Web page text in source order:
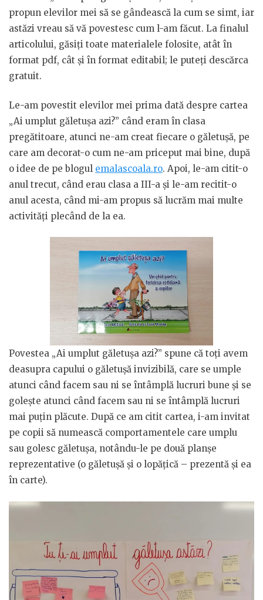
propun elevilor mei să se gândească la cum se simt, iar
astăzi vreau să vă povestesc cum l-am făcut. La finalul
articolului, găsiți toate materialele folosite, atât în
format pdf, cât și în format editabil; le puteți descărca
gratuit.
Le-am povestit elevilor mei prima dată despre cartea
„Ai umplut găletușa azi?” când eram în clasa
pregătitoare, atunci ne-am creat fiecare o găletușă, pe
care am decorat-o cum ne-am priceput mai bine, după
o idee de pe blogul emalascoala.ro. Apoi, le-am citit-o
anul trecut, când erau clasa a III-a și le-am recitit-o
anul acesta, când mi-am propus să lucrăm mai multe
activități plecând de la ea.
Povestea „Ai umplut găletușa azi?” spune că toți avem
deasupra capului o găletușă invizibilă, care se umple
atunci când facem sau ni se întâmplă lucruri bune și se
golește atunci când facem sau ni se întâmplă lucruri
mai puțin plăcute. După ce am citit cartea, i-am invitat
pe copii să numească comportamentele care umplu
sau golesc găletușa, notându-le pe două planșe
reprezentative (o găletușă și o lopățică – prezentă și ea
în carte).